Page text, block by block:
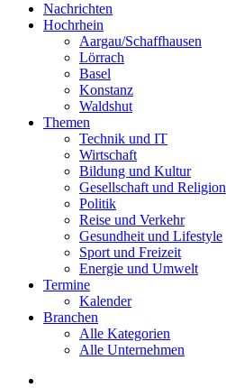
Nachrichten
Hochrhein
Aargau/Schaffhausen
Lörrach
Basel
Konstanz
Waldshut
Themen
Technik und IT
Wirtschaft
Bildung und Kultur
Gesellschaft und Religion
Politik
Reise und Verkehr
Gesundheit und Lifestyle
Sport und Freizeit
Energie und Umwelt
Termine
Kalender
Branchen
Alle Kategorien
Alle Unternehmen